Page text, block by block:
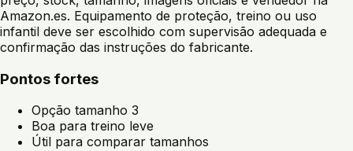
Amazon.es. Equipamento de proteção, treino ou uso
infantil deve ser escolhido com supervisão adequada e
confirmação das instruções do fabricante.
Pontos fortes
Opção tamanho 3
Boa para treino leve
Útil para comparar tamanhos